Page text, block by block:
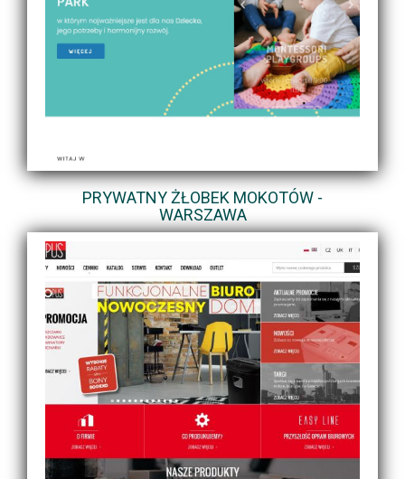
PRYWATNY ŻŁOBEK MOKOTÓW -
WARSZAWA